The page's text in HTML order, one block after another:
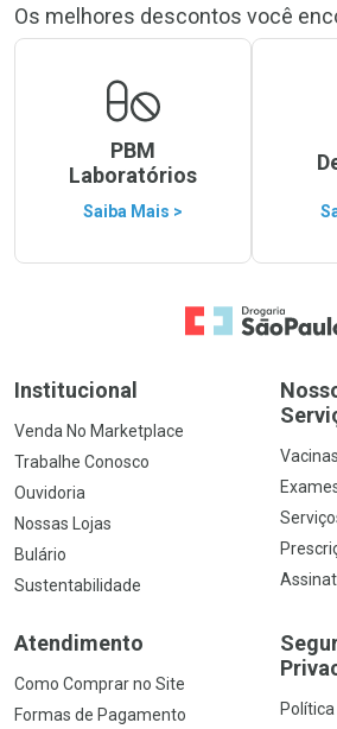
Os melhores descontos você
PBM
Laboratórios
Saiba Mais >
Ir para a Home
Institucional
Venda No Marketplace
Trabalhe Conosco
Ouvidoria
Nossas Lojas
Bulário
Sustentabilidade
Vacinas
Atendimento
Como Comprar no Site
Formas de Pagamento